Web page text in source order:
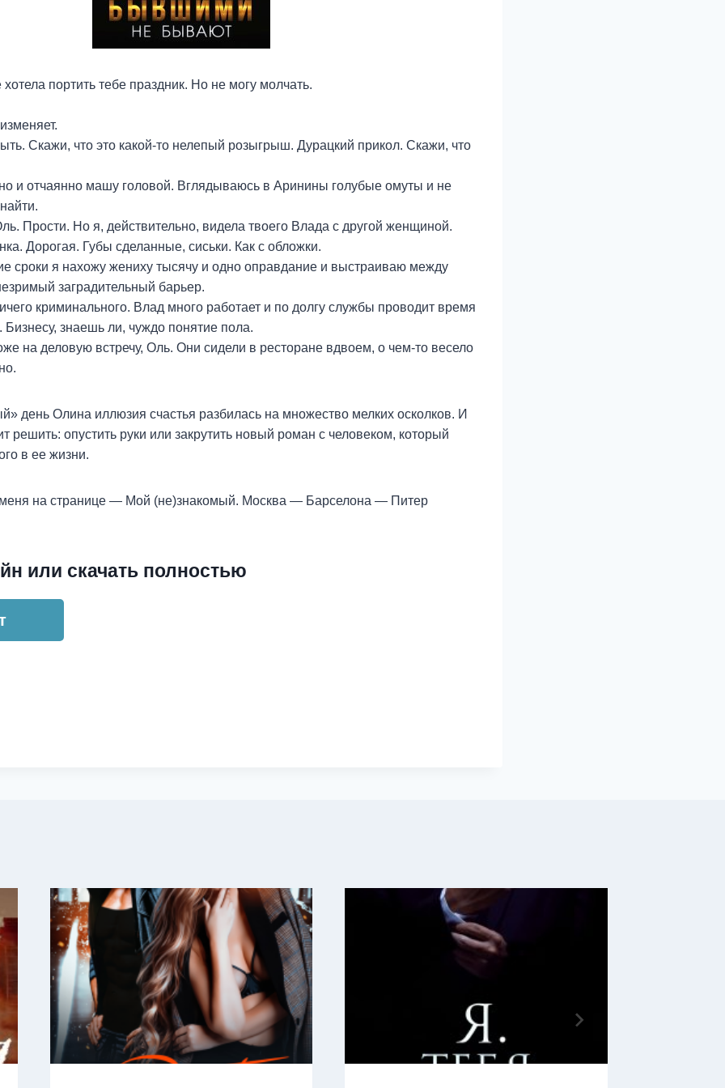
портить тебе праздник. Но не могу молчать.
Скажи, что это какой-то нелепый розыгрыш. Дурацкий прикол. Скажи, что
и отчаянно машу головой. Вглядываюсь в Аринины голубые омуты и не
Прости. Но я, действительно, видела твоего Влада с другой женщиной.
Дорогая. Губы сделанные, сиськи. Как с обложки.
сроки я нахожу жениху тысячу и одно оправдание и выстраиваю между
заградительный барьер.
криминального. Влад много работает и по долгу службы проводит время
знаешь ли, чуждо понятие пола.
на деловую встречу, Оль. Они сидели в ресторане вдвоем, о чем-то весело
день Олина иллюзия счастья разбилась на множество мелких осколков. И
решить: опустить руки или закрутить новый роман с человеком, который
в ее жизни.
на странице — Мой (не)знакомый. Москва — Барселона — Питер
или скачать полностью